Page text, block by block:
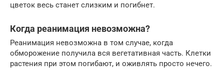
цветок весь станет слизким и погибнет.
Когда реанимация невозможна?
Реанимация невозможна в том случае, когда
обморожение получила вся вегетативная часть. Клетки
растения при этом погибают, и оживлять просто нечего.